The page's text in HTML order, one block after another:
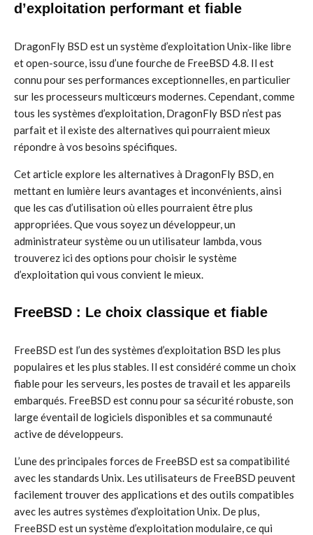
d’exploitation performant et fiable
DragonFly BSD est un système d’exploitation Unix-like libre
et open-source, issu d’une fourche de FreeBSD 4.8. Il est
connu pour ses performances exceptionnelles, en particulier
sur les processeurs multicœurs modernes. Cependant, comme
tous les systèmes d’exploitation, DragonFly BSD n’est pas
parfait et il existe des alternatives qui pourraient mieux
répondre à vos besoins spécifiques.
Cet article explore les alternatives à DragonFly BSD, en
mettant en lumière leurs avantages et inconvénients, ainsi
que les cas d’utilisation où elles pourraient être plus
appropriées. Que vous soyez un développeur, un
administrateur système ou un utilisateur lambda, vous
trouverez ici des options pour choisir le système
d’exploitation qui vous convient le mieux.
FreeBSD : Le choix classique et fiable
FreeBSD est l’un des systèmes d’exploitation BSD les plus
populaires et les plus stables. Il est considéré comme un choix
fiable pour les serveurs, les postes de travail et les appareils
embarqués. FreeBSD est connu pour sa sécurité robuste, son
large éventail de logiciels disponibles et sa communauté
active de développeurs.
L’une des principales forces de FreeBSD est sa compatibilité
avec les standards Unix. Les utilisateurs de FreeBSD peuvent
facilement trouver des applications et des outils compatibles
avec les autres systèmes d’exploitation Unix. De plus,
FreeBSD est un système d’exploitation modulaire, ce qui